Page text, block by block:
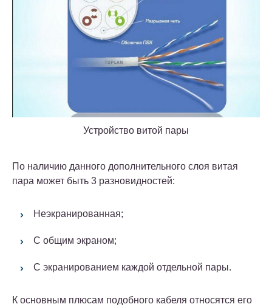
Устройство витой пары
По наличию данного дополнительного слоя витая
пара может быть 3 разновидностей:
Неэкранированная;
С общим экраном;
С экранированием каждой отдельной пары.
К основным плюсам подобного кабеля относятся его